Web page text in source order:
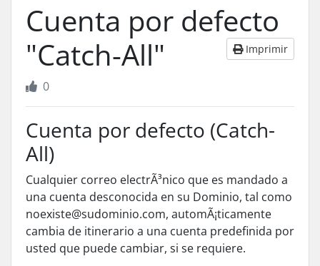
Cuenta por defecto
"Catch-All"
Imprimir
0
Cuenta por defecto (Catch-
All)
Cualquier correo electrÃ³nico que es mandado a
una cuenta desconocida en su Dominio, tal como
noexiste@sudominio.com, automÃ¡ticamente
cambia de itinerario a una cuenta predefinida por
usted que puede cambiar, si se requiere.